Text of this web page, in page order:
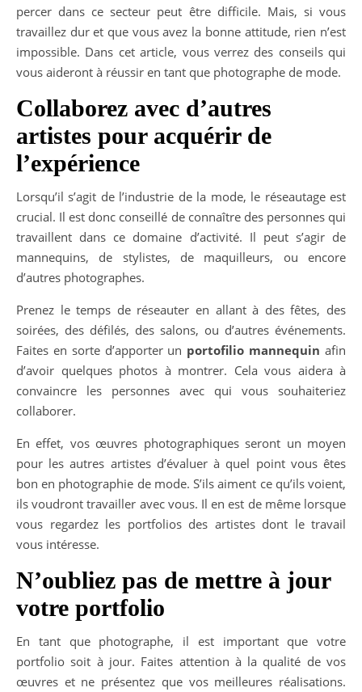
percer dans ce secteur peut être difficile. Mais, si vous
travaillez dur et que vous avez la bonne attitude, rien n’est
impossible. Dans cet article, vous verrez des conseils qui
vous aideront à réussir en tant que photographe de mode.
Collaborez avec d’autres
artistes pour acquérir de
l’expérience
Lorsqu’il s’agit de l’industrie de la mode, le réseautage est
crucial. Il est donc conseillé de connaître des personnes qui
travaillent dans ce domaine d’activité. Il peut s’agir de
mannequins, de stylistes, de maquilleurs, ou encore
d’autres photographes.
Prenez le temps de réseauter en allant à des fêtes, des
soirées, des défilés, des salons, ou d’autres événements.
Faites en sorte d’apporter un portofilio mannequin afin
d’avoir quelques photos à montrer. Cela vous aidera à
convaincre les personnes avec qui vous souhaiteriez
collaborer.
En effet, vos œuvres photographiques seront un moyen
pour les autres artistes d’évaluer à quel point vous êtes
bon en photographie de mode. S’ils aiment ce qu’ils voient,
ils voudront travailler avec vous. Il en est de même lorsque
vous regardez les portfolios des artistes dont le travail
vous intéresse.
N’oubliez pas de mettre à jour
votre portfolio
En tant que photographe, il est important que votre
portfolio soit à jour. Faites attention à la qualité de vos
œuvres et ne présentez que vos meilleures réalisations.